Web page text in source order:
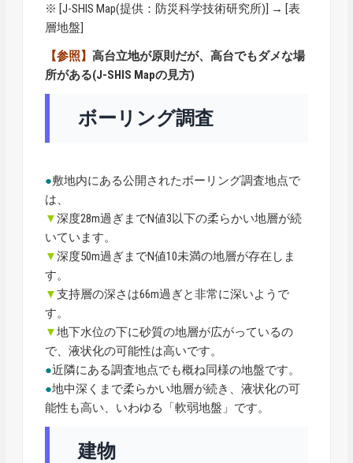
※ [J-SHIS Map(提供：防災科学技術研究所)] → [表
層地盤]
【参照】高台立地が原則だが、高台でもダメな場
所がある(J-SHIS Mapの見方)
ボーリング調査
●敷地内にある公開されたボーリング調査地点で
は、
▼深度28m過ぎまでN値3以下の柔らかい地層が続
いています。
▼深度50m過ぎまでN値10未満の地層が存在しま
す。
▼支持層の深さは66m過ぎと非常に深いようで
す。
▼地下水位の下に砂質の地層が広がっているの
で、液状化の可能性は高いです。
●近隣にある調査地点でも概ね同様の地盤です。
●地中深くまで柔らかい地層が続き、液状化の可
能性も高い、いわゆる「軟弱地盤」です。
建物